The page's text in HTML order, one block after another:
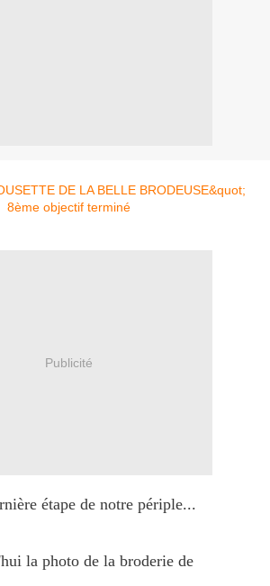
Publicité
étape de notre périple...
la photo de la broderie de